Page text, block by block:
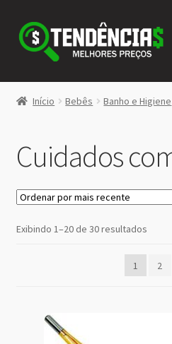
Pular
para
navegação
Pular
para
conteúdo
LOJA
Início Bebês Banho e Higiene
Cuidados
Exibindo 1–20 de 30 resultados
1 2